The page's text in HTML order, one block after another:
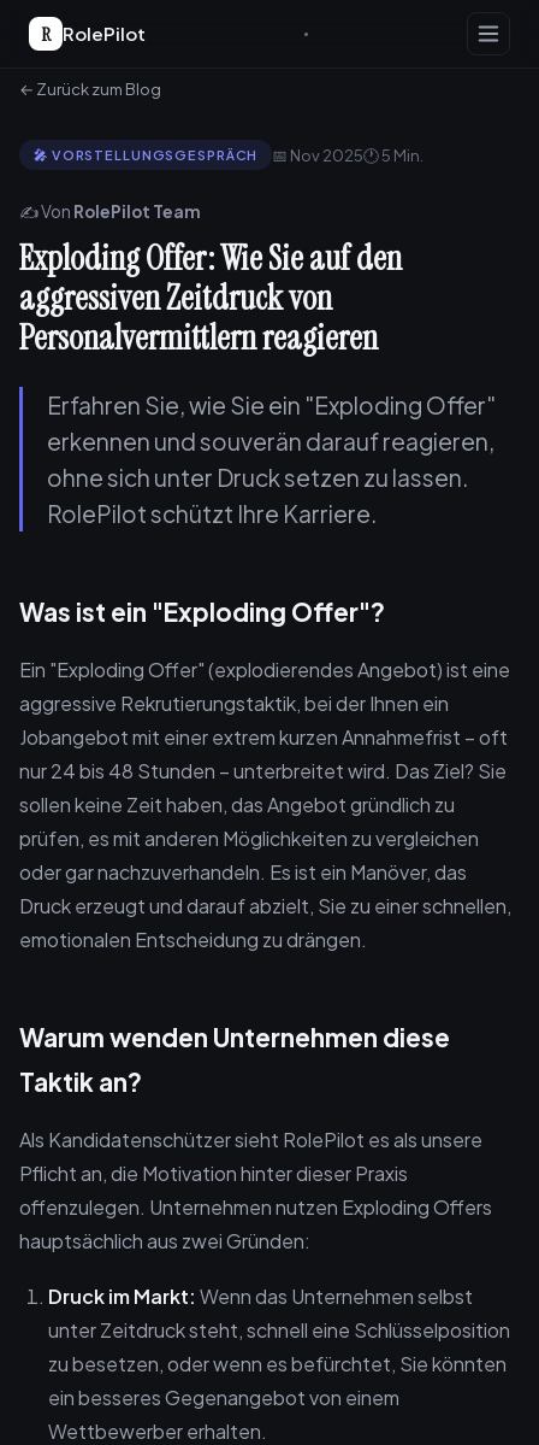
R RolePilot
← Zurück zum Blog
🎤 VORSTELLUNGSGESPRÄCH 📅 Nov 2025🕐 5 Min.
✍️ Von RolePilot Team
Exploding Offer: Wie Sie auf den
aggressiven Zeitdruck von
Personalvermittlern reagieren
Erfahren Sie, wie Sie ein "Exploding Offer"
erkennen und souverän darauf reagieren,
ohne sich unter Druck setzen zu lassen.
RolePilot schützt Ihre Karriere.
Was ist ein "Exploding Offer"?
Ein "Exploding Offer" (explodierendes Angebot) ist eine
aggressive Rekrutierungstaktik, bei der Ihnen ein
Jobangebot mit einer extrem kurzen Annahmefrist – oft
nur 24 bis 48 Stunden – unterbreitet wird. Das Ziel? Sie
sollen keine Zeit haben, das Angebot gründlich zu
prüfen, es mit anderen Möglichkeiten zu vergleichen
oder gar nachzuverhandeln. Es ist ein Manöver, das
Druck erzeugt und darauf abzielt, Sie zu einer schnellen,
emotionalen Entscheidung zu drängen.
Warum wenden Unternehmen diese
Taktik an?
Als Kandidatenschützer sieht RolePilot es als unsere
Pflicht an, die Motivation hinter dieser Praxis
offenzulegen. Unternehmen nutzen Exploding Offers
hauptsächlich aus zwei Gründen:
Druck im Markt: Wenn das Unternehmen selbst
unter Zeitdruck steht, schnell eine Schlüsselposition
zu besetzen, oder wenn es befürchtet, Sie könnten
ein besseres Gegenangebot von einem
Wettbewerber erhalten.